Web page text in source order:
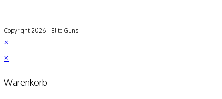
Copyright 2026 - Elite Guns
×
×
Warenkorb